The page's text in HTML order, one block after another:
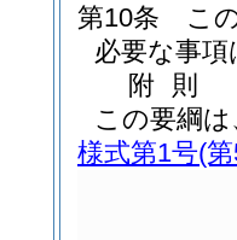
第10条
こ
必要な事
附 則
この要綱
様式第1号(